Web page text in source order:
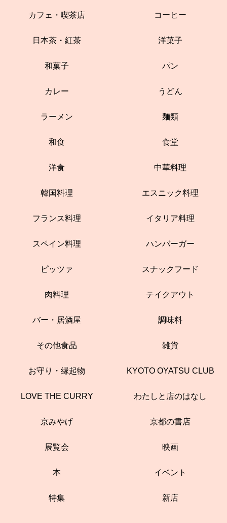
カフェ・喫茶店 コーヒー
日本茶・紅茶 洋菓子
和菓子 パン
カレー うどん
ラーメン 麺類
和食 食堂
洋食 中華料理
韓国料理 エスニック料理
フランス料理 イタリア料理
スペイン料理 ハンバーガー
ピッツァ スナックフード
肉料理 テイクアウト
バー・居酒屋 調味料
その他食品 雑貨
お守り・縁起物 KYOTO OYATSU CLUB
LOVE THE CURRY わたしと店のはなし
京みやげ 京都の書店
展覧会 映画
本 イベント
特集 新店